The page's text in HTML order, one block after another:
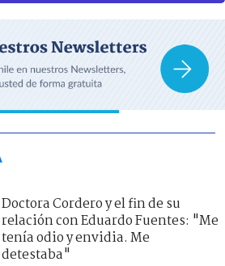
Doctora Cordero y el fin de su
relación con Eduardo Fuentes: "Me
tenía odio y envidia. Me
detestaba"